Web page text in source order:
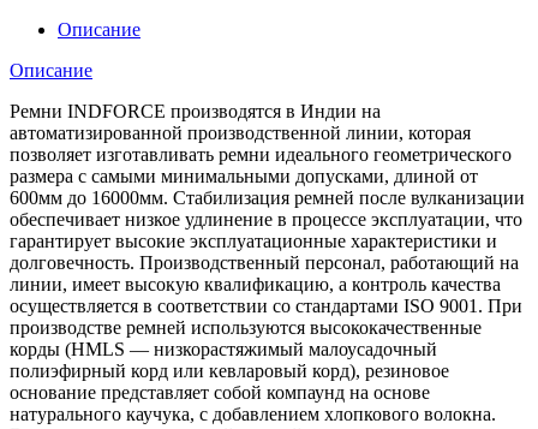
Описание
Описание
Ремни INDFORCE производятся в Индии на
автоматизированной производственной линии, которая
позволяет изготавливать ремни идеального геометрического
размера с самыми минимальными допусками, длиной от
600мм до 16000мм. Стабилизация ремней после вулканизации
обеспечивает низкое удлинение в процессе эксплуатации, что
гарантирует высокие эксплуатационные характеристики и
долговечность. Производственный персонал, работающий на
линии, имеет высокую квалификацию, а контроль качества
осуществляется в соответствии со стандартами ISO 9001. При
производстве ремней используются высококачественные
корды (HMLS — низкорастяжимый малоусадочный
полиэфирный корд или кевларовый корд), резиновое
основание представляет собой компаунд на основе
натурального каучука, с добавлением хлопкового волокна.